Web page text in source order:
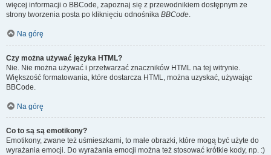
więcej informacji o BBCode, zapoznaj się z przewodnikiem dostępnym ze
strony tworzenia posta po kliknięciu odnośnika BBCode.
Na górę
Czy można używać języka HTML?
Nie. Nie można używać i przetwarzać znaczników HTML na tej witrynie.
Większość formatowania, które dostarcza HTML, można uzyskać, używając
BBCode.
Na górę
Co to są są emotikony?
Emotikony, zwane też uśmieszkami, to małe obrazki, które mogą być użyte do
wyrażania emocji. Do wyrażania emocji można też stosować krótkie kody, np. :)